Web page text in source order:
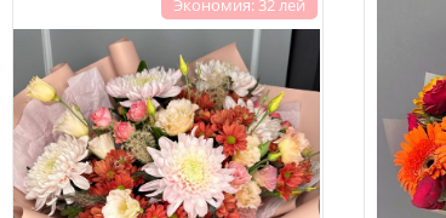
Экономия: 32 лей